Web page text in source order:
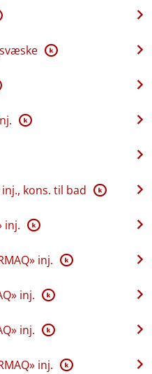
K
K
inj., kons. til bad K
inj. K
inj. K
inj. K
inj. K
inj. K